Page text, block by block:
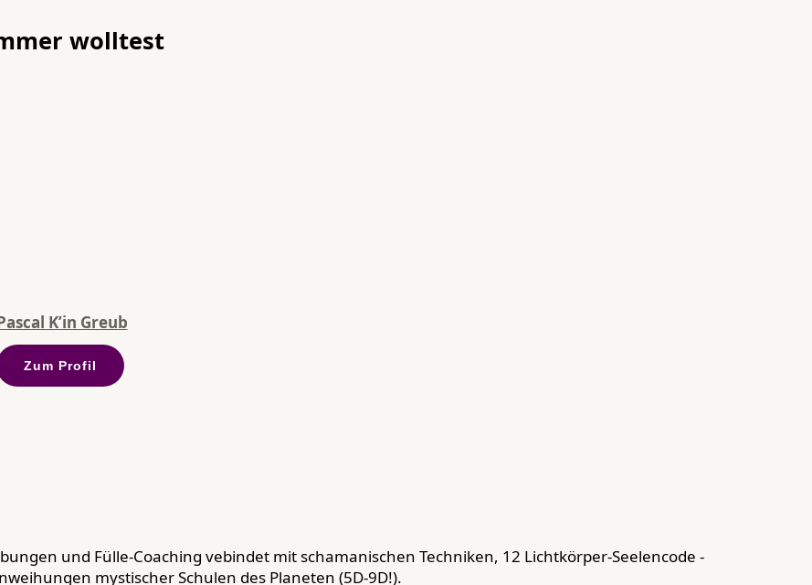
wolltest
K’in Greub
Zum Profil
und Fülle-Coaching vebindet mit schamanischen Techniken, 12 Lichtkörper-Seelencode -
mystischer Schulen des Planeten (5D-9D!).